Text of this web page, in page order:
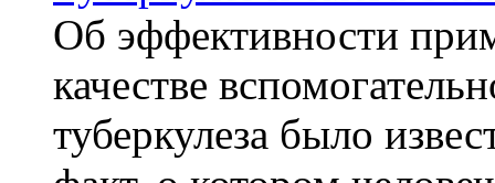
Об эффективности
качестве
туберкулеза было